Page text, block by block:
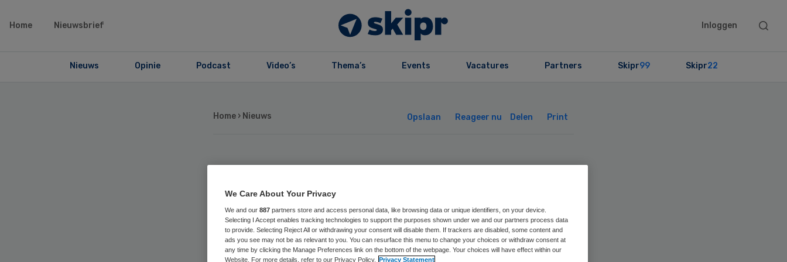
Home Nieuwsbrief Inloggen
Search
Nieuws Opinie Podcast Video’s Thema’s Events Vacatures Partners Skipr99 Skipr22
Home › Nieuws Opslaan Reageer nu Delen Print
Doorstart gloort voor
Beekman Klinieken
We Care About Your Privacy
We and our 887 partners store and access personal data, like browsing data or unique identifiers, on your device.
Selecting I Accept enables tracking technologies to support the purposes shown under we and our partners process data
to provide. Selecting Reject All or withdrawing your consent will disable them. If trackers are disabled, some content and
ads you see may not be as relevant to you. You can resurface this menu to change your choices or withdraw consent at
any time by clicking the Manage Preferences link on the bottom of the webpage. Your choices will have effect within our
Website. For more details, refer to our Privacy Policy. Privacy Statement